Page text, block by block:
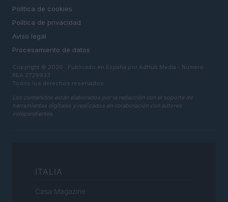
Politica de cookies
Política de privacidad
Aviso legal
Procesamiento de datos
Copyright © 2026 · Publicado en España por AdHub Media - Numero
REA 2729933
Todos los derechos reservados
Los contenidos están elaborados por la redacción con el soporte de
herramientas digitales y realizados en colaboración con autores
independientes.
ITALIA
Casa Magazine